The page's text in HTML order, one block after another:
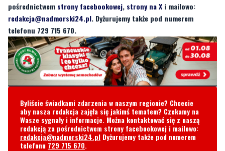
pośrednictwem strony facebookowej, strony na X i mailowo:
redakcja@nadmorski24.pl. Dyżurujemy także pod numerem
telefonu 729 715 670.
Byliście świadkami zdarzenia w naszym regionie? Chcecie
aby nasza redakcja zajęła się jakimś tematem? Czekamy na
Wasze sygnały i informacje. Można kontaktować się z naszą
redakcją za pośrednictwem strony facebookowej i mailowo:
redakcja@nadmorski24.pl Dyżurujemy także pod numerem
telefonu 729 715 670.